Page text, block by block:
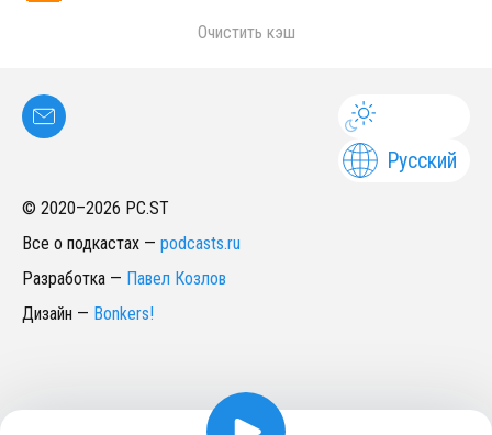
Очистить кэш
Русский
© 2020–2026 PC.ST
Все о подкастах — podcasts.ru
Разработка — Павел Козлов
Дизайн — Bonkers!